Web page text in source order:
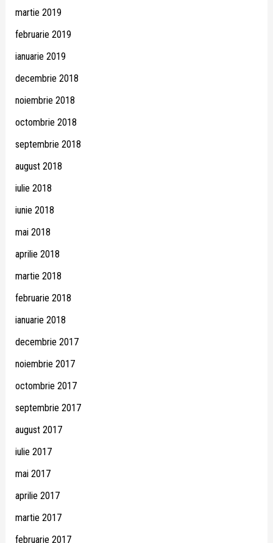
martie 2019
februarie 2019
ianuarie 2019
decembrie 2018
noiembrie 2018
octombrie 2018
septembrie 2018
august 2018
iulie 2018
iunie 2018
mai 2018
aprilie 2018
martie 2018
februarie 2018
ianuarie 2018
decembrie 2017
noiembrie 2017
octombrie 2017
septembrie 2017
august 2017
iulie 2017
mai 2017
aprilie 2017
martie 2017
februarie 2017